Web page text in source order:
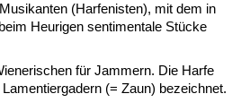
(Harfenisten), mit dem in
Heurigen sentimentale Stücke
für Jammern. Die Harfe
(= Zaun) bezeichnet.